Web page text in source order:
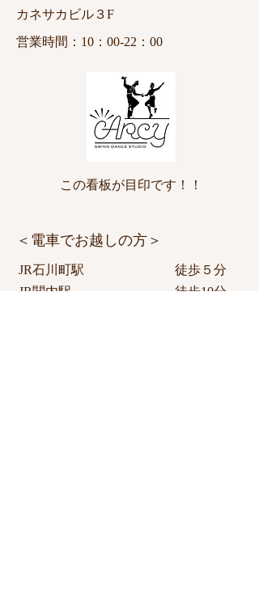
カネサカビル３F
​営業時間：10：00-22：00
この看板が目印です！！
​＜電車でお越しの方＞
JR石川町駅 徒歩５分
JR関内駅 徒歩10分​